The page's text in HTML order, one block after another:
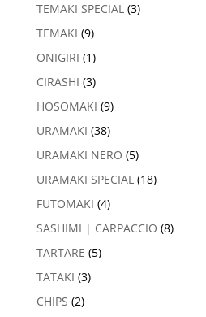
TEMAKI SPECIAL (3)
TEMAKI (9)
ONIGIRI (1)
CIRASHI (3)
HOSOMAKI (9)
URAMAKI (38)
URAMAKI NERO (5)
URAMAKI SPECIAL (18)
FUTOMAKI (4)
SASHIMI | CARPACCIO (8)
TARTARE (5)
TATAKI (3)
CHIPS (2)